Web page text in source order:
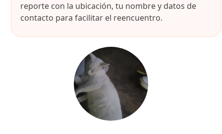
reporte con la ubicación, tu nombre y datos de
contacto para facilitar el reencuentro.